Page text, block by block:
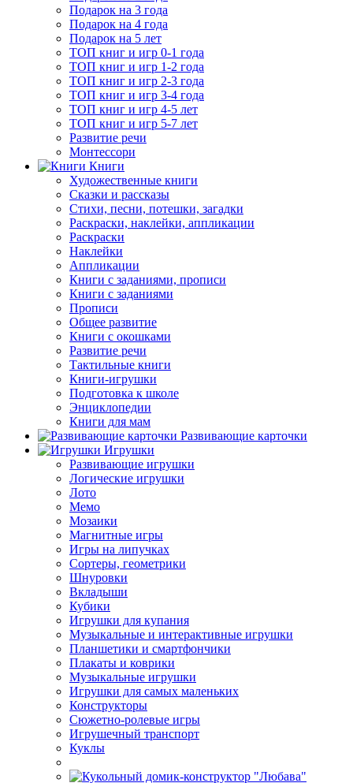
Подарок на 3 года
Подарок на 4 года
Подарок на 5 лет
ТОП книг и игр 0-1 года
ТОП книг и игр 1-2 года
ТОП книг и игр 2-3 года
ТОП книг и игр 3-4 года
ТОП книг и игр 4-5 лет
ТОП книг и игр 5-7 лет
Развитие речи
Монтессори
Книги
Художественные книги
Сказки и рассказы
Стихи, песни, потешки, загадки
Раскраски, наклейки, аппликации
Раскраски
Наклейки
Аппликации
Книги с заданиями, прописи
Книги с заданиями
Прописи
Общее развитие
Книги с окошками
Развитие речи
Тактильные книги
Книги-игрушки
Подготовка к школе
Энциклопедии
Книги для мам
Развивающие карточки
Игрушки
Развивающие игрушки
Логические игрушки
Лото
Мемо
Мозаики
Магнитные игры
Игры на липучках
Сортеры, геометрики
Шнуровки
Вкладыши
Кубики
Игрушки для купания
Музыкальные и интерактивные игрушки
Планшетики и смартфончики
Плакаты и коврики
Музыкальные игрушки
Игрушки для самых маленьких
Конструкторы
Сюжетно-ролевые игры
Игрушечный транспорт
Куклы